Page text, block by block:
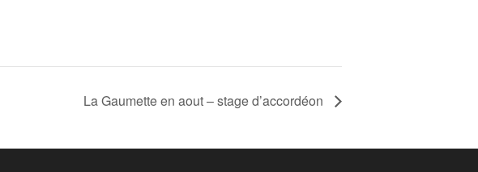
La Gaumette en aout – stage d’accordéon